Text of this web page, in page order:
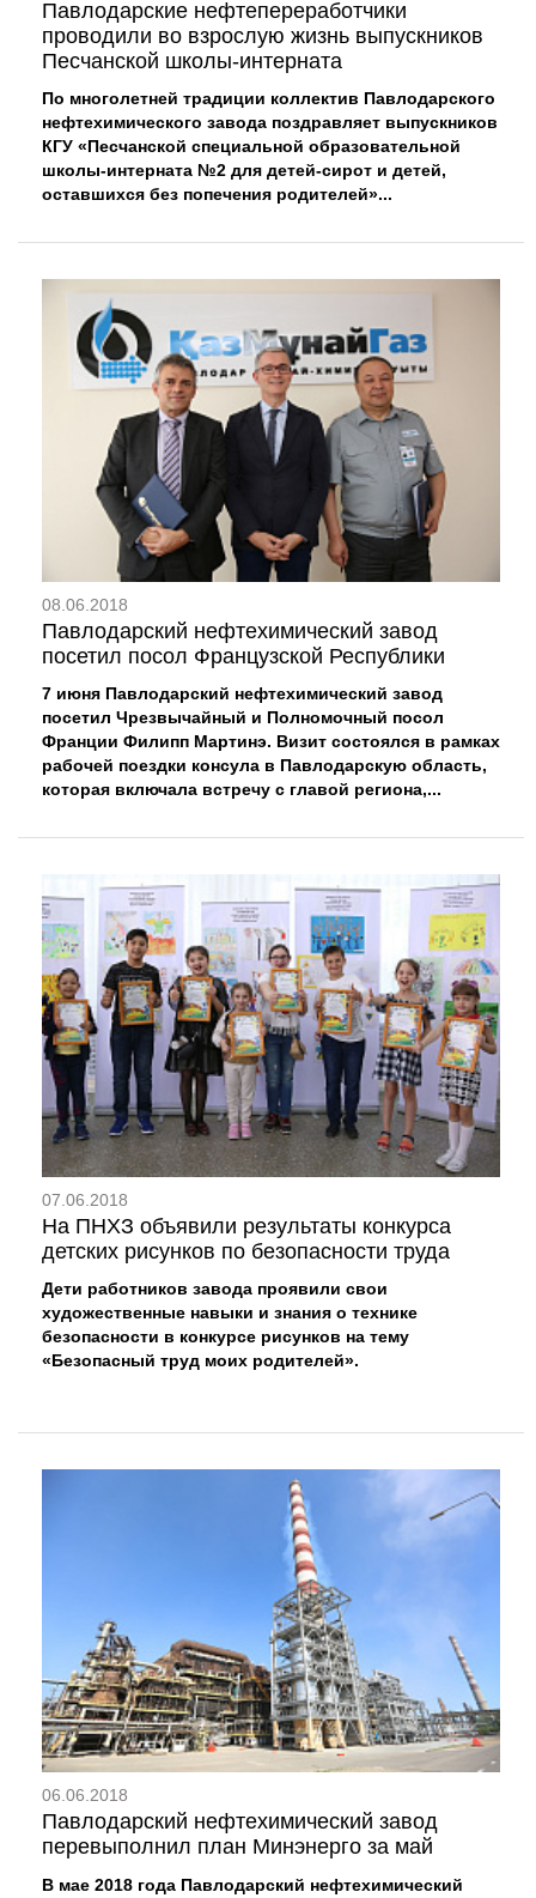
Павлодарские нефтепереработчики
проводили во взрослую жизнь выпускников
Песчанской школы-интерната
По многолетней традиции коллектив Павлодарского
нефтехимического завода поздравляет выпускников
КГУ «Песчанской специальной образовательной
школы-интерната №2 для детей-сирот и детей,
оставшихся без попечения родителей»...
08.06.2018
Павлодарский нефтехимический завод
посетил посол Французской Республики
7 июня Павлодарский нефтехимический завод
посетил Чрезвычайный и Полномочный посол
Франции Филипп Мартинэ. Визит состоялся в рамках
рабочей поездки консула в Павлодарскую область,
которая включала встречу с главой региона,...
07.06.2018
На ПНХЗ объявили результаты конкурса
детских рисунков по безопасности труда
Дети работников завода проявили свои
художественные навыки и знания о технике
безопасности в конкурсе рисунков на тему
«Безопасный труд моих родителей».
06.06.2018
Павлодарский нефтехимический завод
перевыполнил план Минэнерго за май
В мае 2018 года Павлодарский нефтехимический